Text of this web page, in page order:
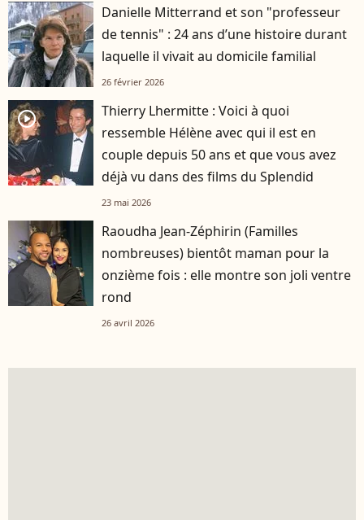
Danielle Mitterrand et son "professeur
de tennis" : 24 ans d’une histoire durant
laquelle il vivait au domicile familial
26 février 2026
player2
Thierry Lhermitte : Voici à quoi
ressemble Hélène avec qui il est en
couple depuis 50 ans et que vous avez
déjà vu dans des films du Splendid
23 mai 2026
Raoudha Jean-Zéphirin (Familles
nombreuses) bientôt maman pour la
onzième fois : elle montre son joli ventre
rond
26 avril 2026